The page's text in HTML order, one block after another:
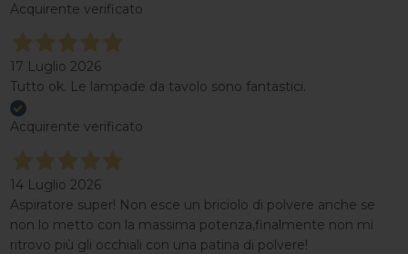
Acquirente verificato
17 Luglio 2026
Tutto ok. Le lampade da tavolo sono fantastici.
Acquirente verificato
14 Luglio 2026
Aspiratore super! Non esce un briciolo di polvere anche se
non lo metto con la massima potenza,finalmente non mi
ritrovo più gli occhiali con una patina di polvere!